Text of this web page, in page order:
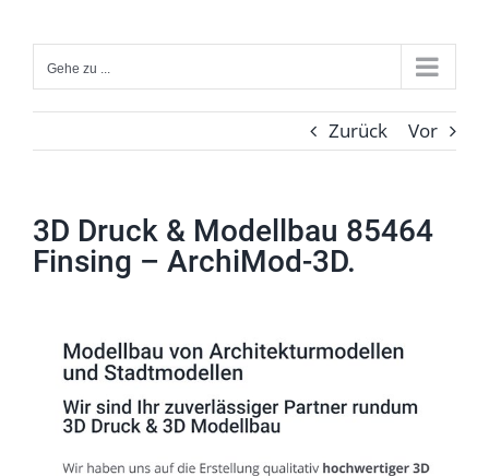
Inhalt
springenGehe zu ...
Zurück Vor
3D Druck & Modellbau 85464
Finsing – ArchiMod-3D.